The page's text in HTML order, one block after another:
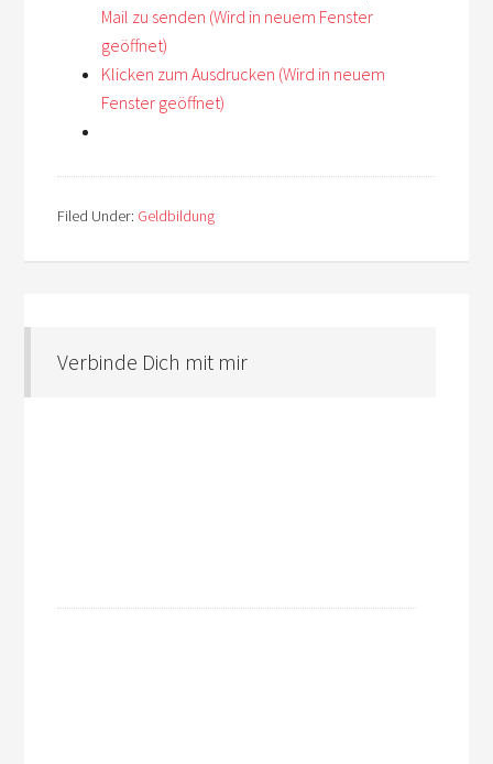
Mail zu senden (Wird in neuem Fenster
geöffnet)
Klicken zum Ausdrucken (Wird in neuem
Fenster geöffnet)
Filed Under: Geldbildung
Verbinde Dich mit mir